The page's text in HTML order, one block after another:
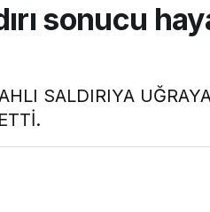
sonucu
SALDIRIYA